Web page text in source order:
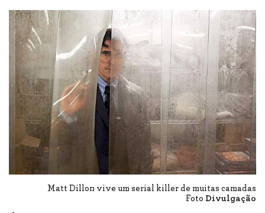
Matt Dillon vive um serial killer de muitas camadas
Foto Divulgação